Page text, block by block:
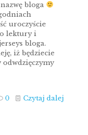
bloga
uroczyście
lektury i
bloga.
iż będziecie
odwdzięczymy
0 Czytaj dalej